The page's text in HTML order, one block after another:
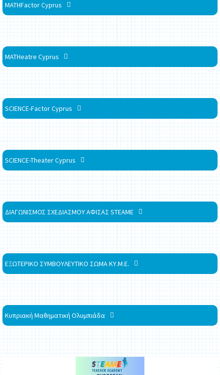
MATHFactor Cyprus
MATHeatre Cyprus
SCIENCE-Factor Cyprus
SCIENCE-Theater Cyprus
ΔΙΑΓΩΝΙΣΜΟΣ ΣΧΕΔΙΑΣΜΟΥ ΑΦΙΣΑΣ STEAME
ΕΞΩΤΕΡΙΚΟ ΣΥΜΒΟΥΛΕΥΤΙΚΟ ΣΩΜΑ ΚΥ.Μ.Ε.
Κυπριακή Μαθηματική Ολυμπιάδα